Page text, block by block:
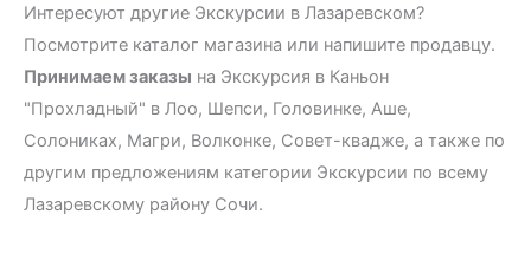
Интересуют другие Экскурсии в Лазаревском?
Посмотрите каталог магазина или напишите продавцу.
Принимаем заказы на Экскурсия в Каньон
"Прохладный" в Лоо, Шепси, Головинке, Аше,
Солониках, Магри, Волконке, Совет-квадже, а также по
другим предложениям категории Экскурсии по всему
Лазаревскому району Сочи.